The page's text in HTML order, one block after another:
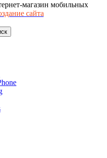
магазин мобильных
сайта